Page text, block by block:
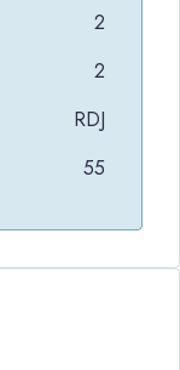
2
2
RDJ
55